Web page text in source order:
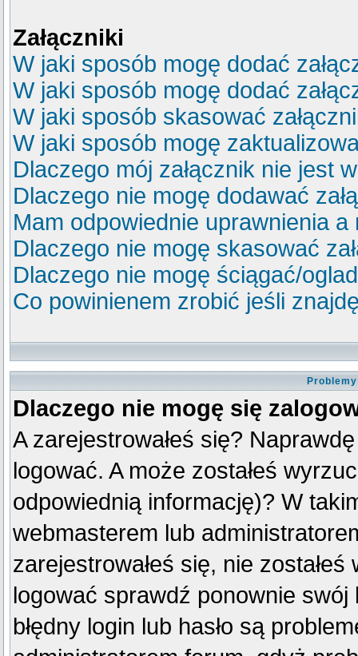
Załączniki
W jaki sposób mogę dodać
W jaki sposób mogę dodać
W jaki sposób skasować
W jaki sposób mogę
Dlaczego mój załącznik nie jest
Dlaczego nie mogę dodawać
Mam odpowiednie uprawnienia
Dlaczego nie mogę skasować
Dlaczego nie mogę ściągać/
Co powinienem zrobić jeśli
Dlaczego nie mogę się
A zarejestrowałeś się?
logować. A może zostałeś
odpowiednią informację)? W
webmasterem lub
zarejestrowałeś się, nie
logować sprawdź ponownie swój
błędny login lub hasło są